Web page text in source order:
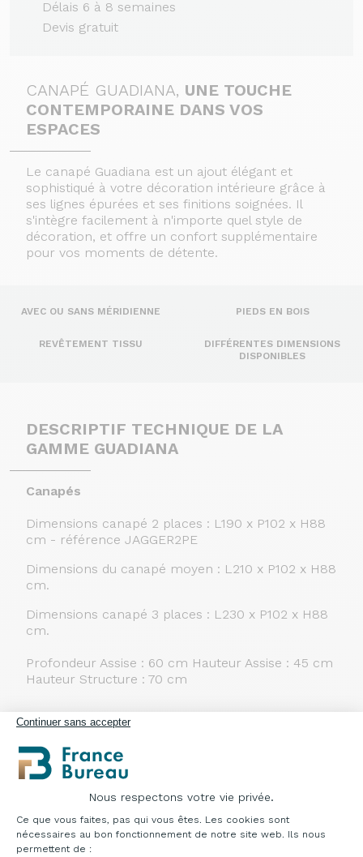
Continuer sans accepter
Nous respectons votre vie privée.
Plateforme de Gestion du Consentement :
Ce que vous faites, pas qui vous êtes. Les cookies sont
nécessaires au bon fonctionnement de notre site web. Ils nous
permettent de :
Délais 6 à 8 semaines
Devis gratuit
CANAPÉ GUADIANA, UNE TOUCHE
CONTEMPORAINE DANS VOS
ESPACES
Le canapé Guadiana est un ajout élégant et
sophistiqué à votre décoration intérieure grâce à
ses lignes épurées et ses finitions soignées. Il
s'intègre facilement à n'importe quel style de
décoration, et offre un confort supplémentaire
pour vos moments de détente.
AVEC OU SANS MÉRIDIENNE PIEDS EN BOIS
REVÊTEMENT TISSU
DIFFÉRENTES DIMENSIONS
DISPONIBLES
DESCRIPTIF TECHNIQUE DE LA
GAMME GUADIANA
Canapés
Dimensions canapé 2 places : L190 x P102 x H88
cm - référence JAGGER2PE
Dimensions du canapé moyen : L210 x P102 x H88
cm.
Dimensions canapé 3 places : L230 x P102 x H88
cm.
Profondeur Assise : 60 cm Hauteur Assise : 45 cm
Hauteur Structure : 70 cm
Structure : Pin massif
Assise : Mousse densité 30 kg
Suspensions : Sangles élastiques Pieds : Bois